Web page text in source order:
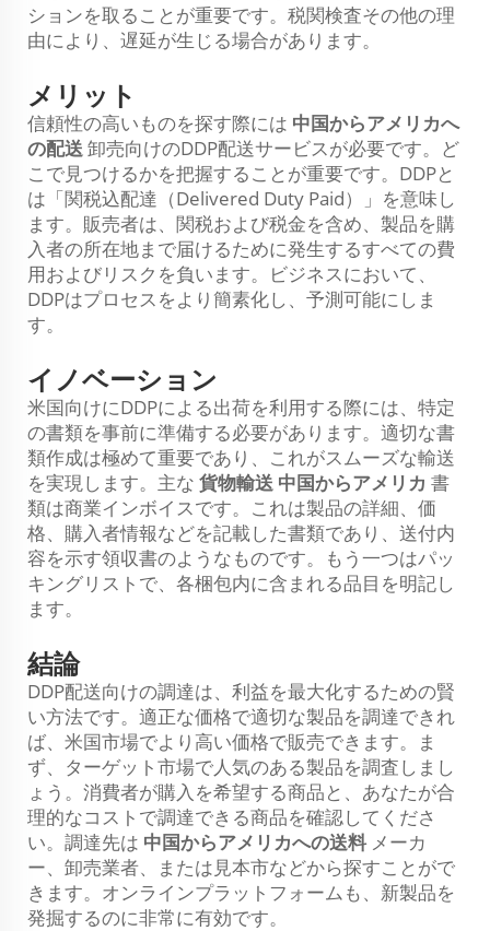
ションを取ることが重要です。税関検査その他の理
由により、遅延が生じる場合があります。
メリット
信頼性の高いものを探す際には 中国からアメリカへ
の配送 卸売向けのDDP配送サービスが必要です。ど
こで見つけるかを把握することが重要です。DDPと
は「関税込配達（Delivered Duty Paid）」を意味し
ます。販売者は、関税および税金を含め、製品を購
入者の所在地まで届けるために発生するすべての費
用およびリスクを負います。ビジネスにおいて、
DDPはプロセスをより簡素化し、予測可能にしま
す。
イノベーション
米国向けにDDPによる出荷を利用する際には、特定
の書類を事前に準備する必要があります。適切な書
類作成は極めて重要であり、これがスムーズな輸送
を実現します。主な 貨物輸送 中国からアメリカ 書
類は商業インボイスです。これは製品の詳細、価
格、購入者情報などを記載した書類であり、送付内
容を示す領収書のようなものです。もう一つはパッ
キングリストで、各梱包内に含まれる品目を明記し
ます。
結論
DDP配送向けの調達は、利益を最大化するための賢
い方法です。適正な価格で適切な製品を調達できれ
ば、米国市場でより高い価格で販売できます。ま
ず、ターゲット市場で人気のある製品を調査しまし
ょう。消費者が購入を希望する商品と、あなたが合
理的なコストで調達できる商品を確認してくださ
い。調達先は 中国からアメリカへの送料 メーカ
ー、卸売業者、または見本市などから探すことがで
きます。オンラインプラットフォームも、新製品を
発掘するのに非常に有効です。